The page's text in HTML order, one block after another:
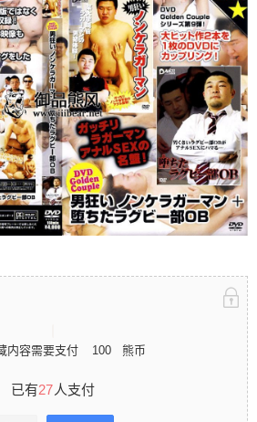
内容需要支付 100 熊币
已有27人支付
ンケラガーマン＋堕ち
付100熊币 已有27人支付 登录